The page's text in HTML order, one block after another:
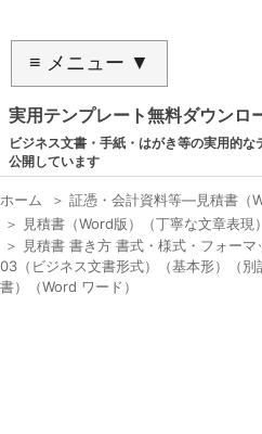
≡ メニュー ▼
実用テンプレート無料ダウンロ
ビジネス文書・手紙・はがき等の実用的
公開しています
ホーム ＞ 証憑・会計資料等―見積書（
＞ 見積書（Word版）（丁寧な文章表現）
＞ 見積書 書き方 書式・様式・フォー
03（ビジネス文書形式）（基本形）（
書）（Word ワード）